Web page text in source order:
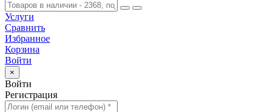
Услуги
Сравнить
Избранное
Корзина
Войти
×
Войти
Регистрация